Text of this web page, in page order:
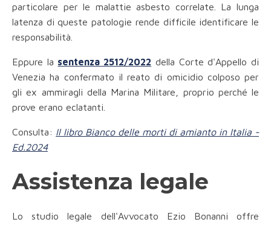
particolare per le malattie asbesto correlate. La lunga
latenza di queste patologie rende difficile identificare le
responsabilità.
Eppure la sentenza 2512/2022 della Corte d'Appello di
Venezia ha confermato il reato di omicidio colposo per
gli ex ammiragli della Marina Militare, proprio perché le
prove erano eclatanti.
Consulta: Il libro Bianco delle morti di amianto in Italia -
Ed.2024
Assistenza legale
Lo studio legale dell'Avvocato Ezio Bonanni offre